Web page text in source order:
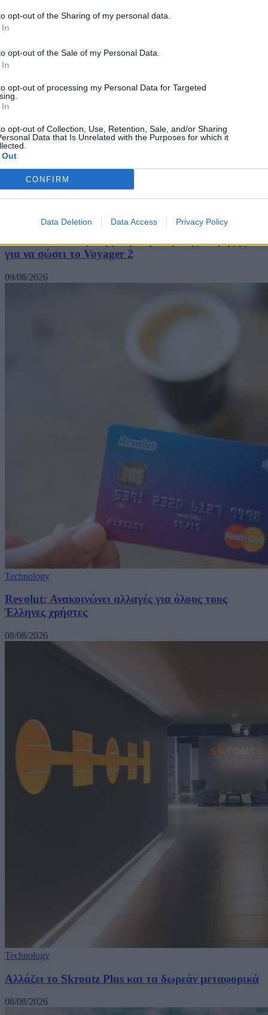
opt-out of the Sharing of my personal data.
opt-out of the Sale of my Personal Data.
opt-out of processing my Personal Data for Targeted
opt-out of Collection, Use, Retention, Sale, and/or Sharing
Data that Is Unrelated with the Purposes for which it
CONFIRM
Data Deletion Data Access Privacy Policy
για να σώσει το Voyager 2
09/08/2026
Technology
Revolut: Ανακοινώνει αλλαγές για όλους τους
Έλληνες χρήστες
08/08/2026
Technology
Αλλάζει το Skroutz Plus και τα δωρεάν μεταφορικά
08/08/2026